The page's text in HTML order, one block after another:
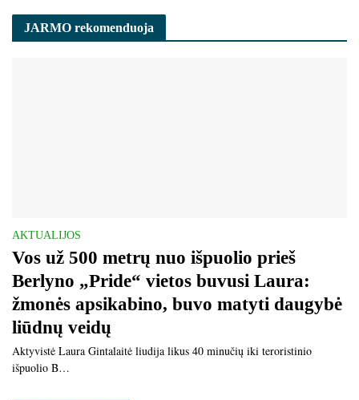
JARMO rekomenduoja
AKTUALIJOS
Vos už 500 metrų nuo išpuolio prieš
Berlyno „Pride“ vietos buvusi Laura:
žmonės apsikabino, buvo matyti daugybė
liūdnų veidų
Aktyvistė Laura Gintalaitė liudija likus 40 minučių iki teroristinio
išpuolio B…